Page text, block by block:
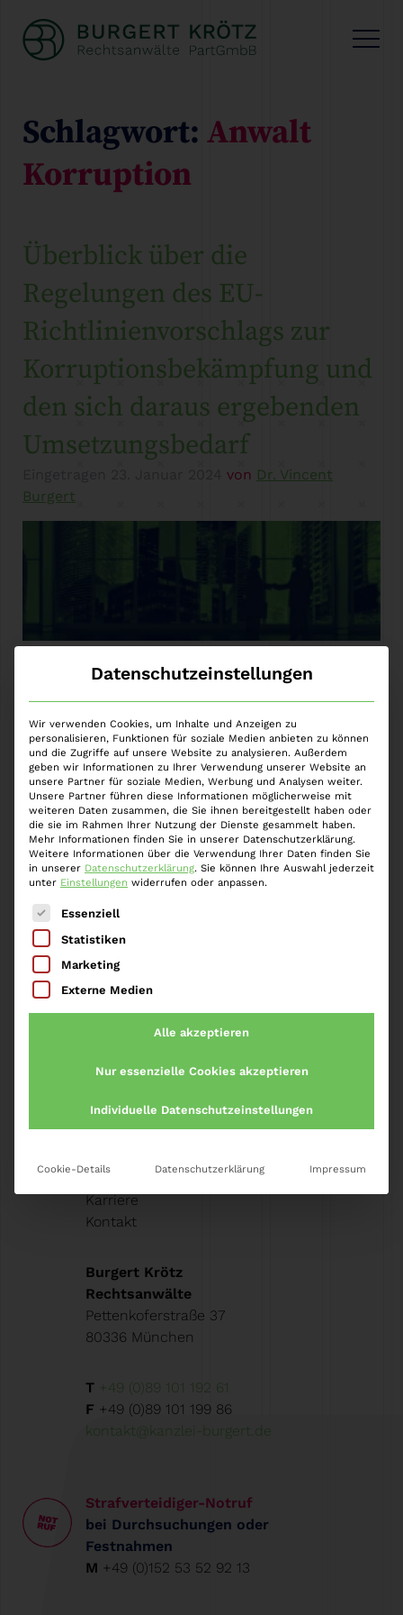
Schlagwort: Anwalt
Korruption
Überblick über die
Regelungen des EU-
Richtlinienvorschlags zur
Korruptionsbekämpfung und
den sich daraus ergebenden
Umsetzungsbedarf
von Dr. Vincent
Burgert
Die Europäische Kommission hat am 03. Mai 2023
ihren Vorschlag für eine Richtlinie zur
Korruptionsprävention und -bekämpfung vorgelegt.
Kernelemente der Richtlinie sind
Präventionsmaßnahmen sowie die Harmonisierung
der Definitionen von Korruptionsdelikten und die
Verschärfung strafrechtlicher Sanktionen. Am 13.
November 2023 hat der Rechtsausschuss des
Bundestages über den Richtlinienvorschlag beraten.
In der Kritik stand insbesondere die vom…Weiter »
Startseite
Datenschutz
Karriere
Kontakt
Burgert Krötz
Rechtsanwälte
Pettenkoferstraße 37
80336 München
T +49 (0)89 101 192 61
F +49 (0)89 101 199 86
kontakt@kanzlei-burgert.de
Strafverteidiger-Notruf
bei Durchsuchungen oder
Festnahmen
M +49 (0)152 53 52 92 13
Datenschutzeinstellungen
Wir verwenden Cookies, um Inhalte und Anzeigen zu
personalisieren, Funktionen für soziale Medien anbieten zu können
und die Zugriffe auf unsere Website zu analysieren. Außerdem
geben wir Informationen zu Ihrer Verwendung unserer Website an
unsere Partner für soziale Medien, Werbung und Analysen weiter.
Unsere Partner führen diese Informationen möglicherweise mit
weiteren Daten zusammen, die Sie ihnen bereitgestellt haben oder
die sie im Rahmen Ihrer Nutzung der Dienste gesammelt haben.
Mehr Informationen finden Sie in unserer Datenschutzerklärung.
Weitere Informationen über die Verwendung Ihrer Daten finden Sie
in unserer Datenschutzerklärung. Sie können Ihre Auswahl jederzeit
unter Einstellungen widerrufen oder anpassen.
Es folgt eine Liste der Service-Gruppen, für die
Essenziell
Statistiken
Marketing
Externe Medien
Alle akzeptieren
Nur essenzielle Cookies akzeptieren
Individuelle Datenschutzeinstellungen
Cookie-Details Datenschutzerklärung Impressum